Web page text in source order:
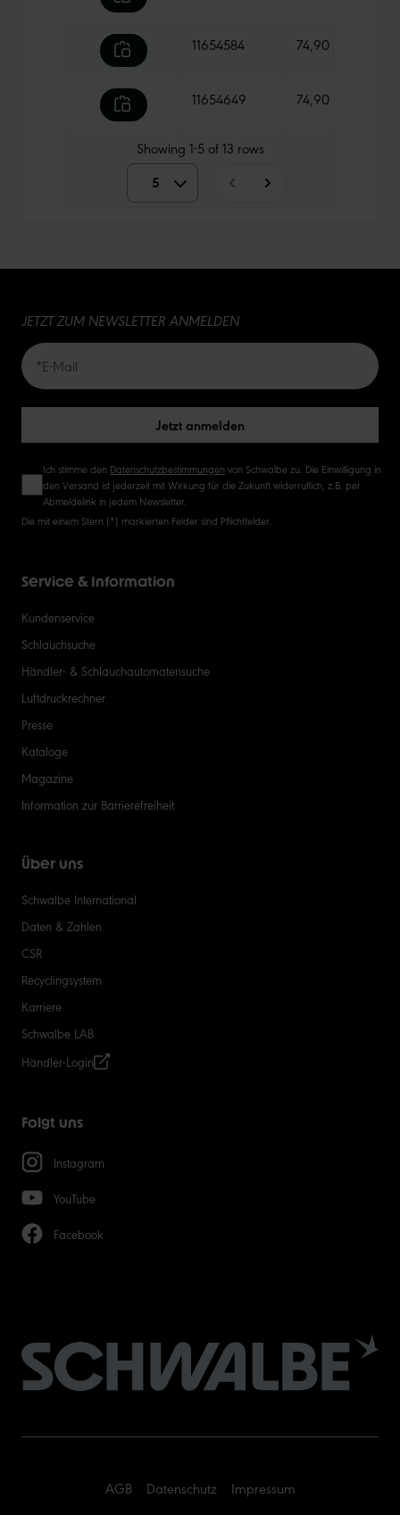
11654584 74,90 €
11654649 74,90 €
Showing 1-5of13 rows
5 5
20
JETZT ZUM NEWSLETTER ANMELDEN
Jetzt anmelden
Ich stimme den Datenschutzbestimmungen von Schwalbe zu. Die Einwilligung in
den Versand ist jederzeit mit Wirkung für die Zukunft widerruflich, z.B. per
Abmeldelink in jedem Newsletter.
Die mit einem Stern (*) markierten Felder sind Pflichtfelder.
Service & Information
Kundenservice
Schlauchsuche
Händler- & Schlauchautomatensuche
Luftdruckrechner
Presse
Kataloge
Magazine
Information zur Barrierefreiheit
Über uns
Schwalbe International
Daten & Zahlen
CSR
Recyclingsystem
Karriere
Schwalbe LAB
Händler-Login
Folgt uns
Instagram
YouTube
Facebook
AGB Datenschutz Impressum